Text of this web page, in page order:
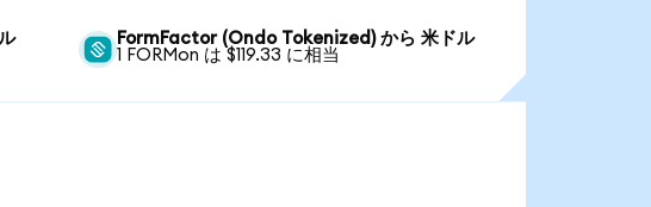
FormFactor (Ondo Tokenized) から 米ドル
1 FORMon は $119.33 に相当